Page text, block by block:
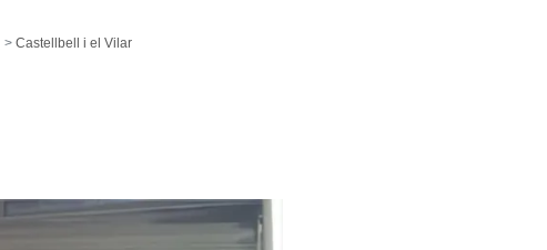
Castellbell i el Vilar